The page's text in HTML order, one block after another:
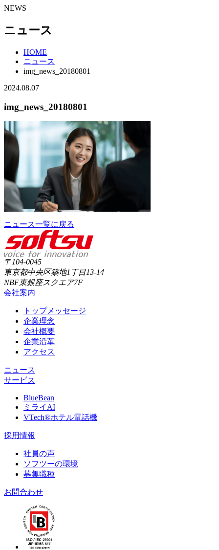
NEWS
ニュース
HOME
ニュース
img_news_20180801
2024.08.07
img_news_20180801
ニュース一覧に戻る
〒104-0045
東京都中央区築地1丁目13-14
NBF東銀座スクエア7F
会社案内
トップメッセージ
企業理念
会社概要
企業沿革
アクセス
ニュース
サービス
BlueBean
ミライAI
VTech®ホテル電話機
採用情報
社員の声
ソフツーの環境
募集職種
お問合わせ